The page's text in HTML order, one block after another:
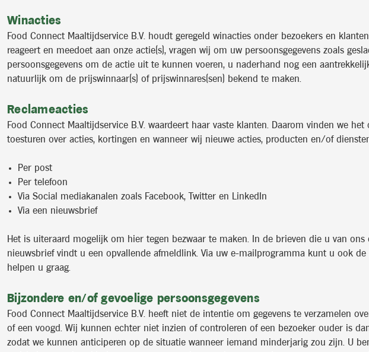
Winacties
Food Connect Maaltijdservice B.V. houdt geregeld winacties onder bezoekers en
reageert en meedoet aan onze actie(s), vragen wij om uw persoonsgegevens zoals
persoonsgegevens om de actie uit te kunnen voeren, u naderhand nog een
natuurlijk om de prijswinnaar(s) of prijswinnares(sen) bekend te maken.
Reclameacties
Food Connect Maaltijdservice B.V. waardeert haar vaste klanten. Daarom vinden we
toesturen over acties, kortingen en wanneer wij nieuwe acties, producten en/of
Per post
Per telefoon
Via Social mediakanalen zoals Facebook, Twitter en LinkedIn
Via een nieuwsbrief
Het is uiteraard mogelijk om hier tegen bezwaar te maken. In de brieven die u van
nieuwsbrief vindt u een opvallende afmeldlink. Via uw e-mailprogramma kunt u ook
helpen u graag.
Bijzondere en/of gevoelige persoonsgegevens
Food Connect Maaltijdservice B.V. heeft niet de intentie om gegevens te verzamelen
of een voogd. Wij kunnen echter niet inzien of controleren of een bezoeker ouder is
zodat we kunnen anticiperen op de situatie wanneer iemand minderjarig zou zijn. U